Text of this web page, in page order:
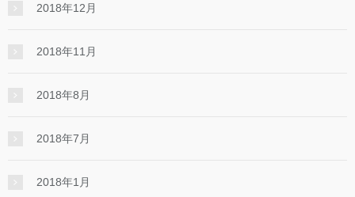
2018年12月
2018年11月
2018年8月
2018年7月
2018年1月